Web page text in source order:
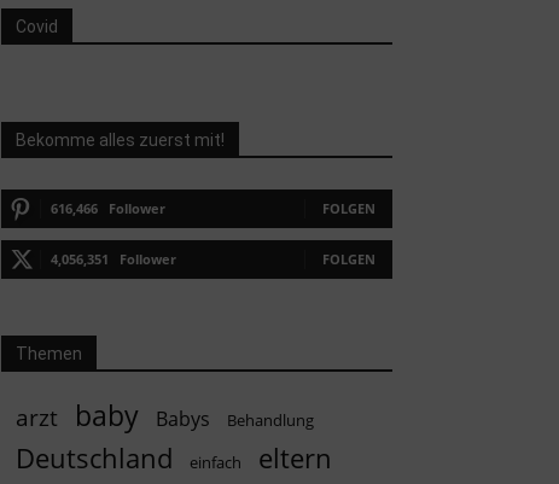
Covid
Bekomme alles zuerst mit!
616,466 Follower FOLGEN
4,056,351 Follower FOLGEN
Themen
arzt baby Babys Behandlung
Deutschland einfach eltern